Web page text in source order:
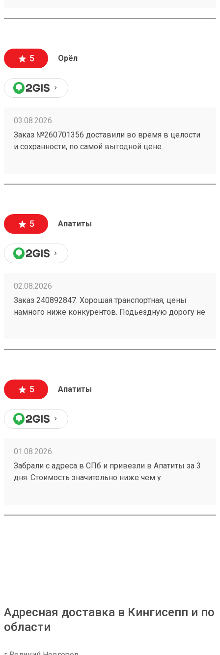
5 Орёл
03.08.2026
Заказ №260701356 доставили во время в целости
и сохранности, по самой выгодной цене.
5 Апатиты
02.08.2026
Заказ 240892847. Хорошая транспортная, цены
намного ниже конкурентов. Подьездную дорогу не
подскажут как лучше упаковать. Заказы
5 Апатиты
01.08.2026
Забрали с адреса в СПб и привезли в Апатиты за 3
дня. Стоимость значительно ниже чем у
компанией! Номер заказа 260691900.
Адресная доставка в Кингисепп и по
области